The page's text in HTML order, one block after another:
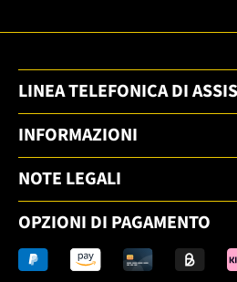
LINEA TELEFONICA DI
INFORMAZIONI
NOTE LEGALI
OPZIONI DI PAGAMENTO